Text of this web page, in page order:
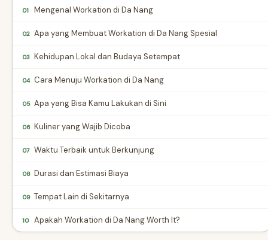
01 Mengenal Workation di Da Nang
02 Apa yang Membuat Workation di Da Nang Spesial
03 Kehidupan Lokal dan Budaya Setempat
04 Cara Menuju Workation di Da Nang
05 Apa yang Bisa Kamu Lakukan di Sini
06 Kuliner yang Wajib Dicoba
07 Waktu Terbaik untuk Berkunjung
08 Durasi dan Estimasi Biaya
09 Tempat Lain di Sekitarnya
10 Apakah Workation di Da Nang Worth It?